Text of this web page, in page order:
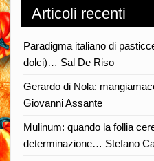
Articoli recenti
Paradigma italiano di
dolci)… Sal De Riso
Gerardo di Nola:
Giovanni Assante
Mulinum: quando la follia
determinazione… Stefano